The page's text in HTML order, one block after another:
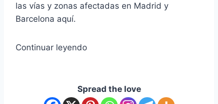
las vías y zonas afectadas en Madrid y
Barcelona aquí.
Continuar leyendo
Spread the love